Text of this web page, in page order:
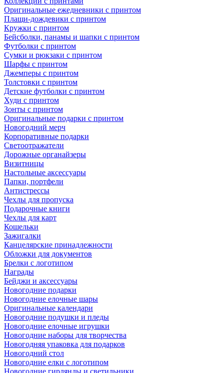
Оригинальные ежедневники с принтом
Плащи-дождевики с принтом
Кружки с принтом
Бейсболки, панамы и шапки с принтом
Футболки с принтом
Сумки и рюкзаки с принтом
Шарфы с принтом
Джемперы с принтом
Толстовки с принтом
Детские футболки с принтом
Худи с принтом
Зонты с принтом
Оригинальные подарки с принтом
Новогодний мерч
Корпоративные подарки
Светоотражатели
Дорожные органайзеры
Визитницы
Настольные аксессуары
Папки, портфели
Антистрессы
Чехлы для пропуска
Подарочные книги
Чехлы для карт
Кошельки
Зажигалки
Канцелярские принадлежности
Обложки для документов
Брелки с логотипом
Награды
Бейджи и аксессуары
Новогодние подарки
Новогодние елочные шары
Оригинальные календари
Новогодние подушки и пледы
Новогодние елочные игрушки
Новогодние наборы для творчества
Новогодняя упаковка для подарков
Новогодний стол
Новогодние елки с логотипом
Новогодние гирлянды и светильники